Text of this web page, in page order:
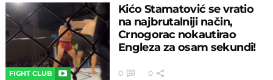
FIGHT CLUB
Kićo Stamatović se vratio
na najbrutalniji način,
Crnogorac nokautirao
Engleza za osam sekundi!
0 0